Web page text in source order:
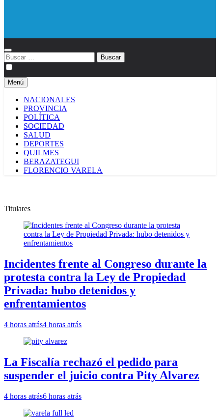
Buscar:
Menú
NACIONALES
PROVINCIA
POLÍTICA
SOCIEDAD
SALUD
DEPORTES
QUILMES
BERAZATEGUI
FLORENCIO VARELA
Titulares
Incidentes frente al Congreso durante la
protesta contra la Ley de Propiedad
Privada: hubo detenidos y
enfrentamientos
4 horas atrás4 horas atrás
La Fiscalía rechazó el pedido para
suspender el juicio contra Pity Alvarez
4 horas atrás6 horas atrás